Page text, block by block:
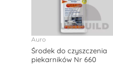
Auro
Środek do czyszczenia
piekarników Nr 660